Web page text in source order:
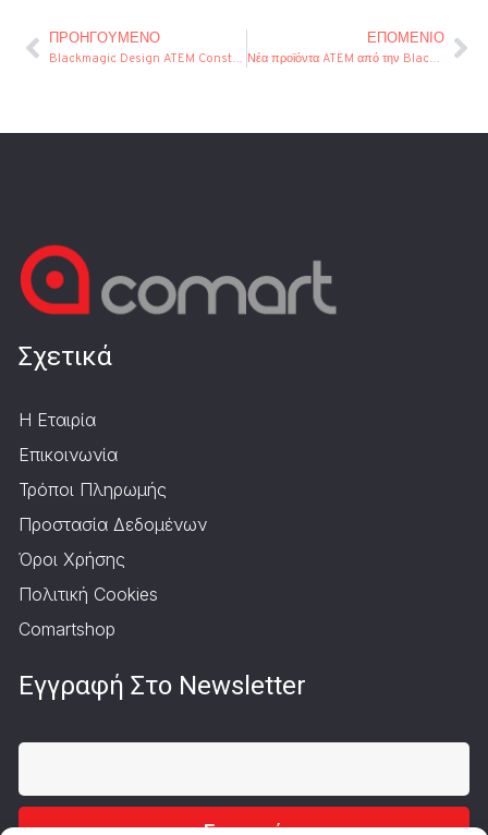
ΠΡΟΗΓΟΎΜΕΝΟ
Blackmagic Design ATEM Constellation 8K Advanced Panels
ΕΠΌΜΕΝΙΟ
Νέα προϊόντα ATEM από την Blackmagic Design
Σχετικά
Η Εταιρία
Επικοινωνία
Τρόποι Πληρωμής
Προστασία Δεδομένων
Όροι Χρήσης
Πολιτική Cookies
Comartshop
Εγγραφή Στο Newsletter